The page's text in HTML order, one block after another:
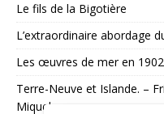
Le fils de la Bigotière
L’extraordinaire abordage
Les œuvres de mer en 1902
Terre-Neuve et Islande. –
Miquelon